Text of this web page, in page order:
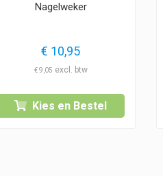
Nagelweker
€ 10,95
€9,05
Kies en Bestel